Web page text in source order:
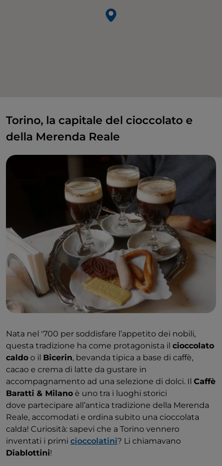
Torino, la capitale del cioccolato e
della Merenda Reale
Nata nel '700 per soddisfare l’appetito dei nobili,
questa tradizione ha come protagonista il cioccolato
caldo o il Bicerin, bevanda tipica a base di caffè,
cacao e crema di latte da gustare in
accompagnamento ad una selezione di dolci. Il ​​ Caffè
Baratti & Milano è uno tra i luoghi storici
dove partecipare all’antica tradizione della Merenda
Reale, accomodati e ordina subito una cioccolata
calda! Curiosità: sapevi che a Torino vennero
inventati i primi cioccolatini? Li chiamavano
Diablottini!